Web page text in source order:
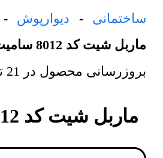
ساختمانی - دیوارپوش -
ماربل شیت کد 8012 سامیت
بروزرسانی محصول در 21 تیر 1405
ماربل شیت کد 8012 سامیت